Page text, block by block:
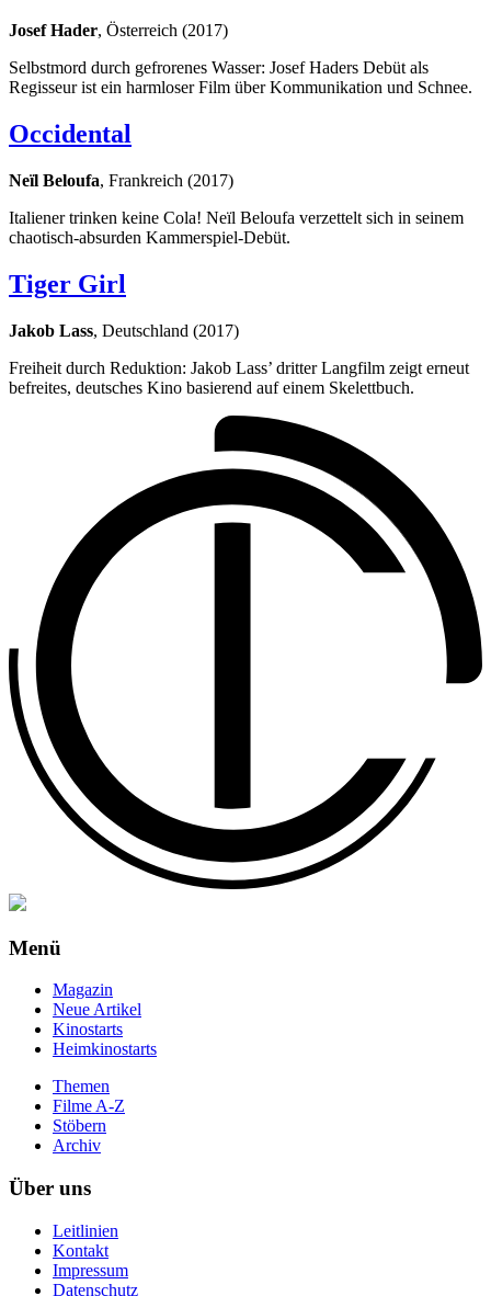
Josef Hader, Österreich (2017)
Selbstmord durch gefrorenes Wasser: Josef Haders Debüt als
Regisseur ist ein harmloser Film über Kommunikation und Schnee.
Occidental
Neïl Beloufa, Frankreich (2017)
Italiener trinken keine Cola! Neïl Beloufa verzettelt sich in seinem
chaotisch-absurden Kammerspiel-Debüt.
Tiger Girl
Jakob Lass, Deutschland (2017)
Freiheit durch Reduktion: Jakob Lass’ dritter Langfilm zeigt erneut
befreites, deutsches Kino basierend auf einem Skelettbuch.
Menü
Magazin
Neue Artikel
Kinostarts
Heimkinostarts
Themen
Filme A-Z
Stöbern
Archiv
Über uns
Leitlinien
Kontakt
Impressum
Datenschutz